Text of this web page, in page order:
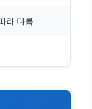
라 다름